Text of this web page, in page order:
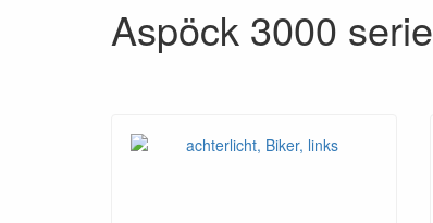
Aspöck 3000 serie